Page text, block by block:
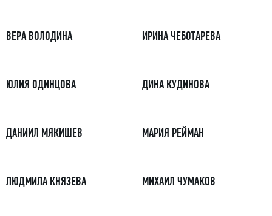
ВЕРА ВОЛОДИНА ИРИНА ЧЕБОТАРЕВА
ЮЛИЯ ОДИНЦОВА ДИНА КУДИНОВА
ДАНИИЛ МЯКИШЕВ МАРИЯ РЕЙМАН
ЛЮДМИЛА КНЯЗЕВА МИХАИЛ ЧУМАКОВ